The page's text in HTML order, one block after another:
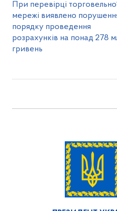
При перевірці
мережі виявлено
порядку проведення
розрахунків на понад 278
гривень